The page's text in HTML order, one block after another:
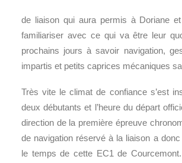
de liaison qui aura permis à Doriane
familiariser avec ce qui va être leur
prochains jours à savoir navigation,
impartis et petits caprices mécaniques
Très vite le climat de confiance s’est
deux débutants et l’heure du départ
direction de la première épreuve
de navigation réservé à la liaison a
le temps de cette EC1 de